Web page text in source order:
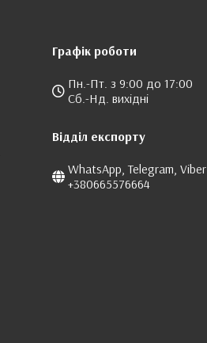
Графік роботи
Пн.-Пт. з 9:00 до 17:00
Сб.-Нд. вихідні
Відділ експорту
WhatsApp, Telegram, Viber
+380665576664